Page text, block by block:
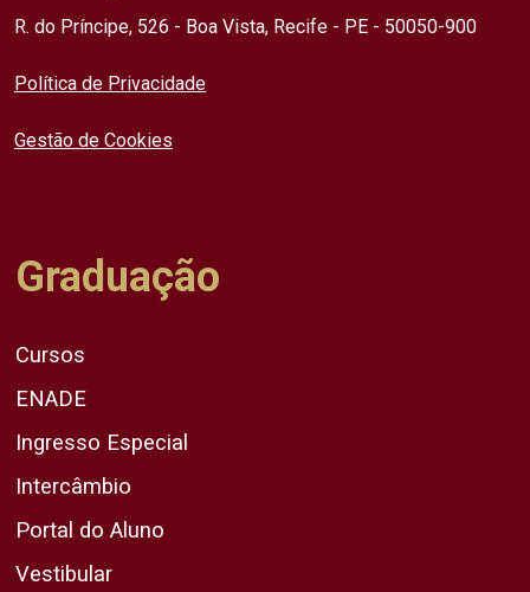
R. do Príncipe, 526 - Boa Vista, Recife - PE - 50050-900
Política de Privacidade
Gestão de Cookies
Graduação
Cursos
ENADE
Ingresso Especial
Intercâmbio
Portal do Aluno
Vestibular